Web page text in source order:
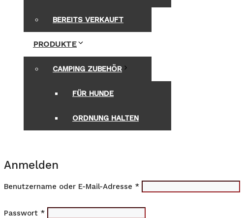
BEREITS VERKAUFT
PRODUKTE
CAMPING ZUBEHÖR
FÜR HUNDE
ORDNUNG HALTEN
Anmelden
Benutzername oder E-Mail-Adresse *Erforderlich
Passwort *Erforderlich